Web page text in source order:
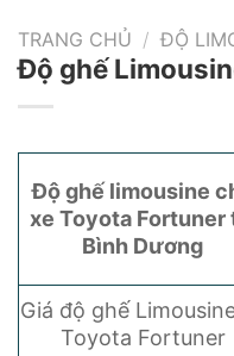
TRANG CHỦ / ĐỘ
Độ ghế
Độ ghế limousine
xe Toyota Fortuner
Bình Dương
Giá độ ghế
Toyota Fortuner